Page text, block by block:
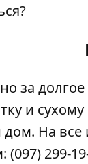
за
и
На все
299-